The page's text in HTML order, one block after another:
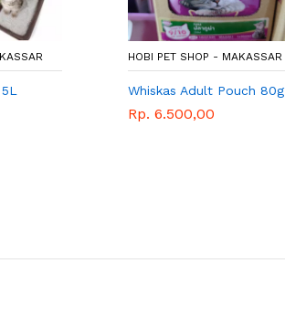
HOBI PET SHOP - MAKASSAR
Whiskas Adult Pouch 80g
Rp. 6.500,00